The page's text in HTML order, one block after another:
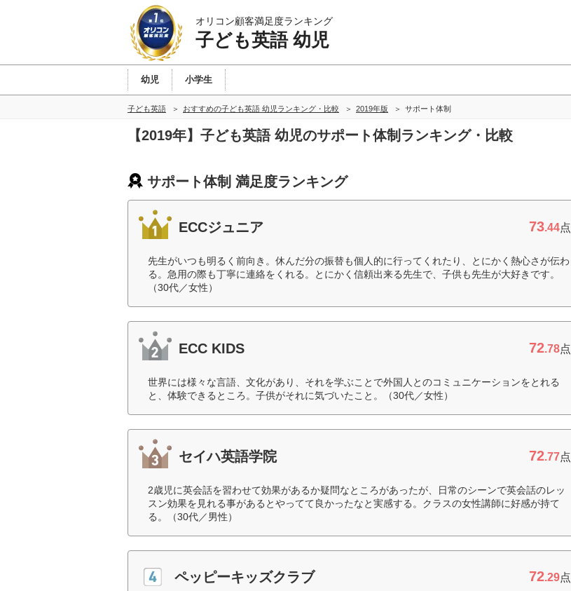
オリコン顧客満足度ランキング
子ども英語 幼児
幼児 小学生
子ども英語 おすすめの子ども英語 幼児ランキング・比較 2019年版 サポート体制
【2019年】子ども英語 幼児のサポート体制ランキング・比較
サポート体制 満足度ランキング
ECCジュニア 73.44点
先生がいつも明るく前向き。休んだ分の振替も個人的に行ってくれたり、とにかく熱心さが伝わ
る。急用の際も丁寧に連絡をくれる。とにかく信頼出来る先生で、子供も先生が大好きです。
（30代／女性）
ECC KIDS 72.78点
世界には様々な言語、文化があり、それを学ぶことで外国人とのコミュニケーションをとれる
と、体験できるところ。子供がそれに気づいたこと。（30代／女性）
セイハ英語学院 72.77点
2歳児に英会話を習わせて効果があるか疑問なところがあったが、日常のシーンで英会話のレッ
スン効果を見れる事があるとやってて良かったなと実感する。クラスの女性講師に好感が持て
る。（30代／男性）
ペッピーキッズクラブ 72.29点